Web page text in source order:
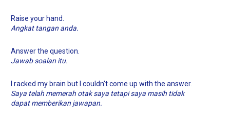
Raise your hand.
Angkat tangan anda.
Answer the question.
Jawab soalan itu.
I racked my brain but I couldn't come up with the answer.
Saya telah memerah otak saya tetapi saya masih tidak
dapat memberikan jawapan.